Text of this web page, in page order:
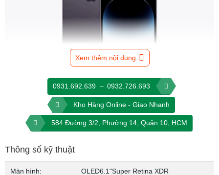
Thiết kế mới với Dynamic Island
Sau 5 năm, Apple đã nói lời tạm biệt với thiết kế màn hình “tai thỏ”
để giới thiệu notch Dynamic Island - đây là một sự thay đổi ngoạn
mục. Khu vực này sẽ tùy biến thú vị làm nổi bật khi có cuộc gọi
đến, các thông báo của ứng dụng, âm nhạc và hơn thế nữa.
Xem thêm nội dung
0931.692.639 – 0932.726.693
Kho Hàng Online - Giao Nhanh
584 Đường 3/2, Phường 14, Quận 10, HCM
Thông số kỹ thuật
Màn hình: OLED6.1"Super Retina XDR